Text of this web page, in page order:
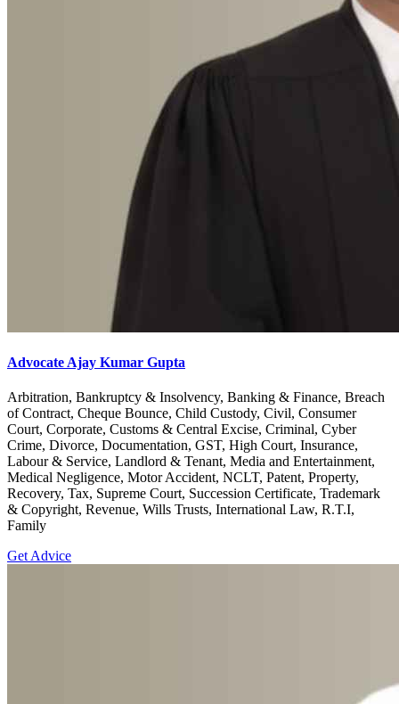
Advocate Ajay Kumar Gupta
Arbitration, Bankruptcy & Insolvency, Banking & Finance, Breach
of Contract, Cheque Bounce, Child Custody, Civil, Consumer
Court, Corporate, Customs & Central Excise, Criminal, Cyber
Crime, Divorce, Documentation, GST, High Court, Insurance,
Labour & Service, Landlord & Tenant, Media and Entertainment,
Medical Negligence, Motor Accident, NCLT, Patent, Property,
Recovery, Tax, Supreme Court, Succession Certificate, Trademark
& Copyright, Revenue, Wills Trusts, International Law, R.T.I,
Family
Get Advice